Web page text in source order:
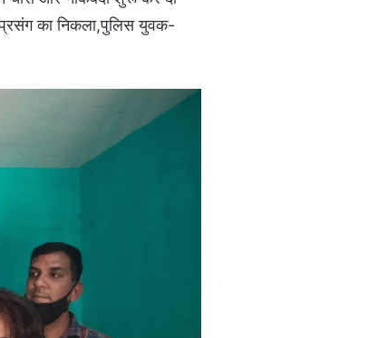
का निकला,पुलिस युवक-